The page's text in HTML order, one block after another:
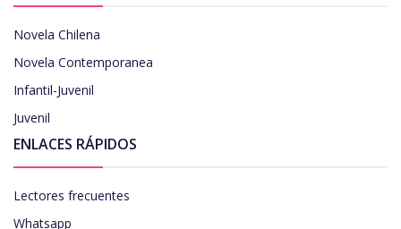
Novela Chilena
Novela Contemporanea
Infantil-Juvenil
Juvenil
ENLACES RÁPIDOS
Lectores frecuentes
Whatsapp